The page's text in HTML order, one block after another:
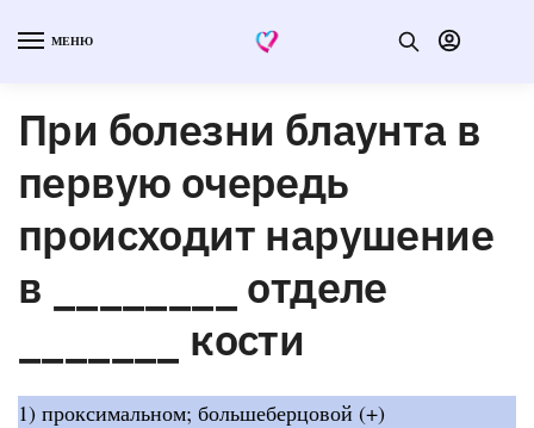
МЕНЮ
При болезни блаунта в
первую очередь
происходит нарушение
в ________ отделе
_______ кости
1) проксимальном; большеберцовой (+)